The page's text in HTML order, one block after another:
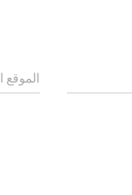
الموقع